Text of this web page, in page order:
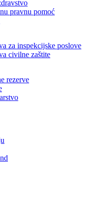
osiguranja
pravnu pomoć
za inspekcijske poslove
civilne zaštite
rezerve